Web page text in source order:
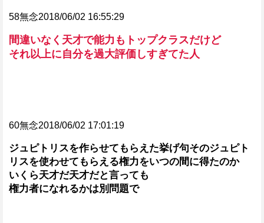
58無念2018/06/02 16:55:29
間違いなく天才で能力もトップクラスだけど
それ以上に自分を過大評価しすぎてた人
60無念2018/06/02 17:01:19
ジュピトリスを作らせてもらえた挙げ句そのジュピト
リスを使わせてもらえる権力をいつの間に得たのか
いくら天才だ天才だと言っても
権力者になれるかは別問題で